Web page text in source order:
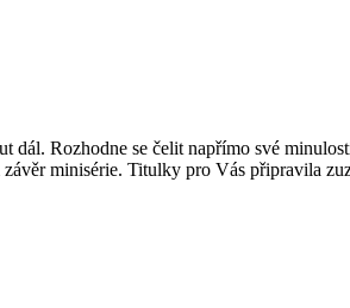
dál. Rozhodne se čelit napřímo své
minisérie. Titulky pro Vás připravila